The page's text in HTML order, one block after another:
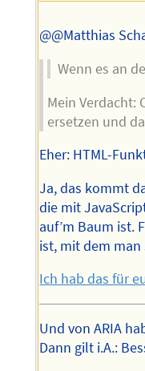
@@Matthias
Wenn es an
Mein Verdacht:
ersetzen und
Eher: HTML-
Ja, das kommt
die mit
auf’m Baum ist.
ist, mit dem
Ich hab das für
Und von ARIA
Dann gilt i.A.: